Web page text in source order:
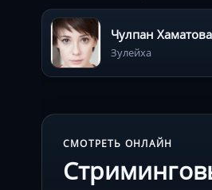
Чулпан Хаматова
Зулейха
СМОТРЕТЬ ОНЛАЙН